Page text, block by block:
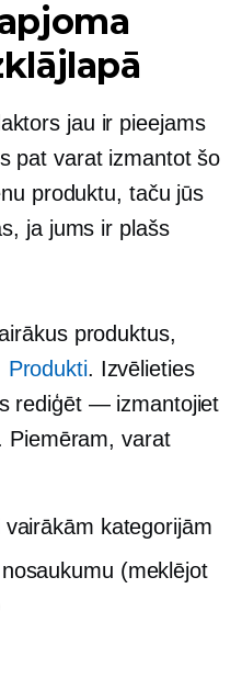
jau ir pieejams
pat varat izmantot šo
produktu, taču jūs
ja jums ir plašs
produktus,
. Izvēlieties
rediģēt — izmantojiet
Piemēram, varat
kategorijām
(meklējot